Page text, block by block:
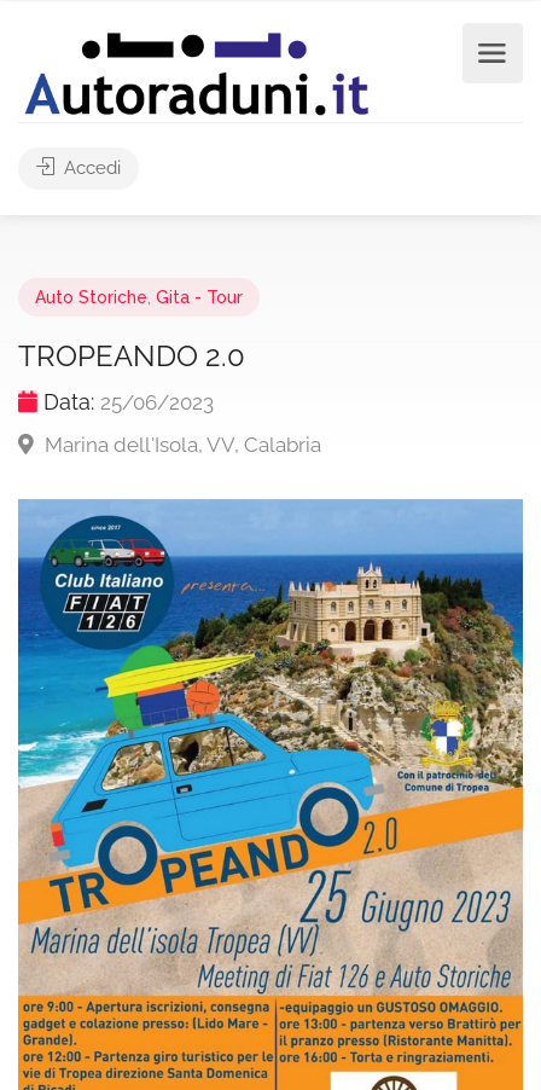
Accedi
Auto Storiche Gita - Tour
TROPEANDO 2.0
Data: 25/06/2023
Marina dell'Isola, VV, Calabria